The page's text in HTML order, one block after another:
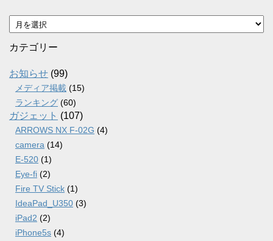
ア
ー
カ
ブ
カテゴリー
お知らせ (99)
メディア掲載 (15)
ランキング (60)
ガジェット (107)
ARROWS NX F-02G (4)
camera (14)
E-520 (1)
Eye-fi (2)
Fire TV Stick (1)
IdeaPad_U350 (3)
iPad2 (2)
iPhone5s (4)